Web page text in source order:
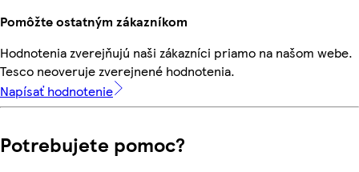
Pomôžte ostatným zákazníkom
Hodnotenia zverejňujú naši zákazníci priamo na našom webe.
Tesco neoveruje zverejnené hodnotenia.
Napísať hodnotenie
Potrebujete pomoc?